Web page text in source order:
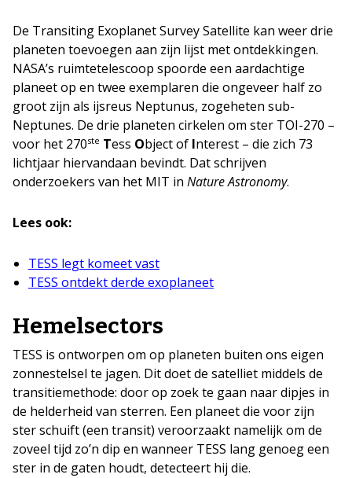
De Transiting Exoplanet Survey Satellite kan weer drie
planeten toevoegen aan zijn lijst met ontdekkingen.
NASA’s ruimtetelescoop spoorde een aardachtige
planeet op en twee exemplaren die ongeveer half zo
groot zijn als ijsreus Neptunus, zogeheten sub-
Neptunes. De drie planeten cirkelen om ster TOI-270 –
voor het 270ste Tess Object of Interest – die zich 73
lichtjaar hiervandaan bevindt. Dat schrijven
onderzoekers van het MIT in Nature Astronomy.
Lees ook:
TESS legt komeet vast
TESS ontdekt derde exoplaneet
Hemelsectors
TESS is ontworpen om op planeten buiten ons eigen
zonnestelsel te jagen. Dit doet de satelliet middels de
transitiemethode: door op zoek te gaan naar dipjes in
de helderheid van sterren. Een planeet die voor zijn
ster schuift (een transit) veroorzaakt namelijk om de
zoveel tijd zo’n dip en wanneer TESS lang genoeg een
ster in de gaten houdt, detecteert hij die.